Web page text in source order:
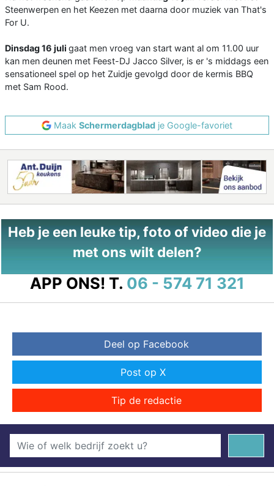
Steenwerpen en het Keezen met daarna door muziek van That's
For U.
Dinsdag 16 juli gaat men vroeg van start want al om 11.00 uur
kan men deunen met Feest-DJ Jacco Silver, is er 's middags een
sensationeel spel op het Zuidje gevolgd door de kermis BBQ
met Sam Rood.
Maak Schermerdagblad je Google-favoriet
Heb je een leuke tip, foto of video die je
met ons wilt delen?
APP ONS! T. 06 - 574 71 321
Deel op Facebook
Post op X
Tip de redactie